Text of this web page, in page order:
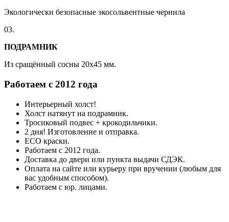
Экологически безопасные экосольвентные чернила
03.
ПОДРАМНИК
Из сращённый сосны 20x45 мм.
Работаем с 2012 года
Интерьерный холст!
Холст натянут на подрамник.
Тросиковый подвес + крокодильчики.
2 дня! Изготовление и отправка.
ECO краски.
Работаем с 2012 года.
Доставка до двери или пункта выдачи СДЭК.
Оплата на сайте или курьеру при вручении (любым для
вас удобным способом).
Работаем с юр. лицами.